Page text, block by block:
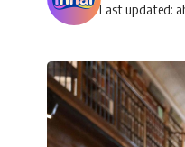
Last updated: